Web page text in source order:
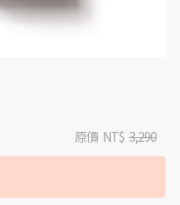
原價 NT$ 3,290